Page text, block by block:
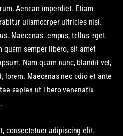
Aenean imperdiet. Etiam
ullamcorper ultricies nisi.
Maecenas tempus, tellus eget
quam semper libero, sit amet
Nam quam nunc, blandit vel,
lorem. Maecenas nec odio et ante
sapien ut libero venenatis
consectetuer adipiscing elit.